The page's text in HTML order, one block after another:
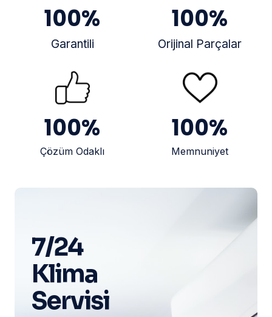
100%
Garantili
100%
Orijinal Parçalar
100%
Çözüm Odaklı
100%
Memnuniyet
7/24
Klima
Servisi